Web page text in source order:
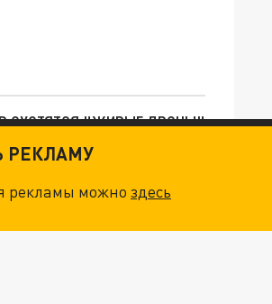
ОХОТЯТСЯ "ЖИВЫЕ ДРОНЫ"
НЕ ЗАКОНЧИЛИСЬ
"ОЧЕНЬ ПЛОХИЕ НОВОСТИ": БОЛЬШАЯ ОШИБКА PALANTIR В РОССИИ. СТРАНЫ НАТО ВПЕРВЫЕ ЗА СВО ОСТАНОВИЛИ ПОСТАВКИ ОРУЖИЯ. ВСУ ТЕРЯЮТ ПРИГРАНИЧЬЕ?
РЕКЛАМУ
рекламы можноздесь